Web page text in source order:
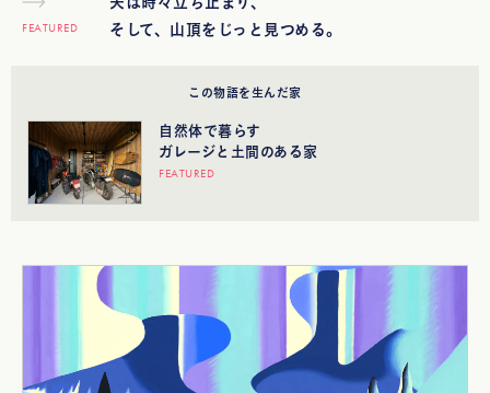
FEATURED
そして、山頂をじっと見つめる。
この物語を生んだ家
自然体で暮らす
ガレージと土間のある家
FEATURED